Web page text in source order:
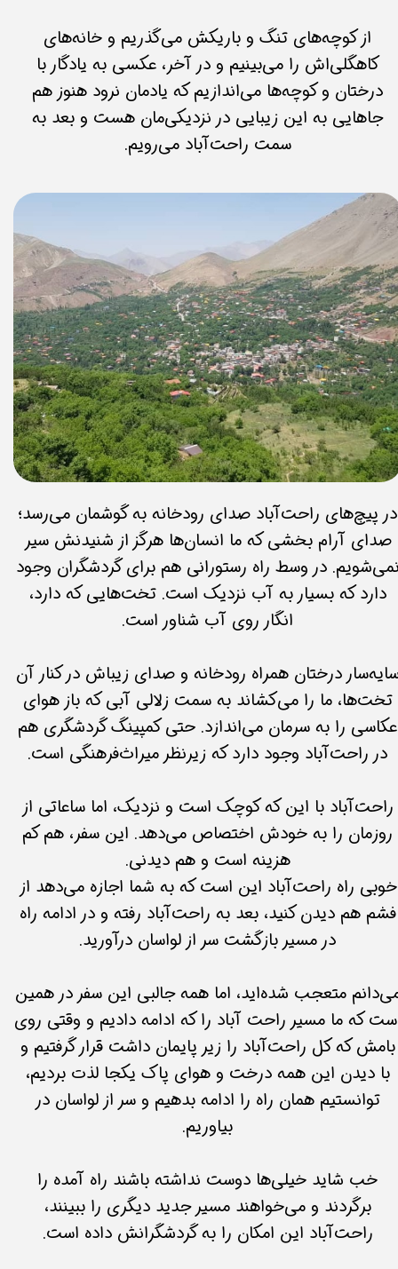
از کوچه‌های تنگ و باریکش می‌گذریم و خانه‌های
کاهگلی‌اش را می‌بینیم و در آخر، عکسی به یادگار با
درختان و کوچه‌ها می‌اندازیم که یادمان نرود هنوز هم
جاهایی به این زیبایی در نزدیکی‌مان هست و بعد به
سمت راحت‌آباد می‌رویم.
در پیچ‌های راحت‌آباد صدای رودخانه به گوشمان می‌رسد؛
صدای آرام‌ بخشی که ما انسان‌ها هرگز از شنیدنش سیر
در وسط راه رستورانی هم برای گردشگران وجود
دارد که بسیار به آب نزدیک است. تخت‌هایی که دارد،
انگار روی آب شناور‌ است.
درختان همراه رودخانه و صدای زیباش در کنار آن
تخت‌ها، ما را می‌کشاند به سمت زلالی‌ آبی که باز هوای
عکاسی را به سرمان می‌اندازد. حتی کمپینگ گردشگری هم
در راحت‌آباد وجود دارد که زیرنظر میراث‌فرهنگی است.
راحت‌آباد با این که کوچک‌ است و نزدیک،‌ اما ساعاتی از
روزمان را به خودش اختصاص می‌دهد. این سفر، هم کم
هزینه است و هم دیدنی.
خوبی راه راحت‌آباد این است که به شما اجازه می‌دهد از
فشم هم دیدن کنید، بعد به راحت‌آباد رفته و در ادامه راه
در مسیر بازگشت سر از لواسان درآورید.
متعجب شده‌اید، اما همه جالبی این سفر در همین
که ما مسیر راحت آ‌باد را که ادامه ‌دادیم و وقتی روی
بامش که کل راحت‌آباد را زیر پایمان داشت قرار گرفتیم و
با دیدن این همه درخت و هوای پاک یکجا لذت بردیم،
توانستیم همان راه را ادامه بدهیم و سر از لواسان در
بیاوریم.
خب شاید خیلی‌ها دوست نداشته باشند راه آمده را
برگردند و می‌خواهند مسیر جدید دیگری را ببینند،
راحت‌آباد این امکان را به گردشگرانش داده است.